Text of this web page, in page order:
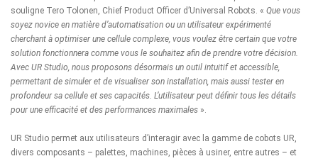
souligne Tero Tolonen, Chief Product Officer d’Universal Robots. « Que vous
soyez novice en matière d’automatisation ou un utilisateur expérimenté
cherchant à optimiser une cellule complexe, vous voulez être certain que votre
solution fonctionnera comme vous le souhaitez afin de prendre votre décision.
Avec UR Studio, nous proposons désormais un outil intuitif et accessible,
permettant de simuler et de visualiser son installation, mais aussi tester en
profondeur sa cellule et ses capacités. L’utilisateur peut définir tous les détails
pour une efficacité et des performances maximales ».
UR Studio permet aux utilisateurs d’interagir avec la gamme de cobots UR,
divers composants – palettes, machines, pièces à usiner, entre autres – et